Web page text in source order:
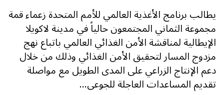
يطالب برنامج الأغذية العالمي للأمم المتحدة زعماء قمة
مجموعة الثماني المجتمعون حالياً في مدينة لاكويلا
الإيطالية لمناقشة الأمن الغذائي العالمي باتباع نهج
مزدوج المسار لتحقيق الأمن الغذائي وذلك من خلال
دعم الإنتاج الزراعي على المدى الطويل مع مواصلة
تقديم المساعدات العاجلة للجوعى...